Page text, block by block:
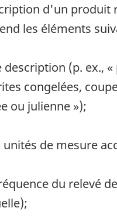
d'un produit
les éléments
description (p. ex.,
congelées,
ou julienne »);
unités de mesure
du relevé